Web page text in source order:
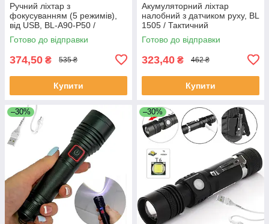
Ручний ліхтар з
фокусуванням (5 режимів),
від USB, BL-A90-P50 /
Кишеньковий ліхтарик /
Тактичний ліхтарик
Готово до відправки
374,50 ₴ 535 ₴
Купити
Акумуляторний ліхтар
налобний з датчиком руху, BL
1505 / Тактичний
світлодіодний ліхтарик на
голову
Готово до відправки
323,40 ₴ 462 ₴
Купити
–30% –30%